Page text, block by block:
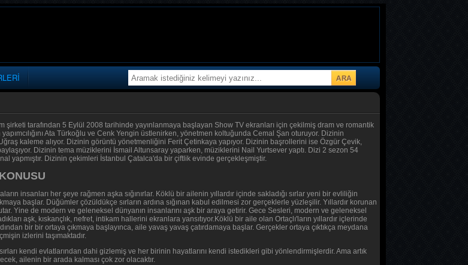
şirketi tarafından 5 Eylül 2008 tarihinde yayınlanmaya başlayan Show TV ekranları için çekilmiş dram ve romantik
Ata Türkoğlu ve Cenk Yengin üstlenirken, yönetmen koltuğunda Cemal Şan oturuyor. Dizinin
kaleme alıyor. Dizinin görüntü yönetmenliğini Ferit Çetinkaya yapıyor. Dizinin başrollerini ise Özgür Çevik,
Dizinin tema müziklerini İsmail Altunsaray yaparken, müziklerini Nail Yurtsever yaptı. Dizi 2 sezon 54
yapmıştır. Dizinin çekimleri İstanbul Çatalca'da bir çiftlik evinde gerçekleşmiştir.
insanları her şeye rağmen aşka sığınırlar. Köklü bir ailenin yıllardır içinde sakladığı sırlar yeni bir evliliğin
başlar. Düğümler çözüldükçe sırların ardına sığınan kabul edilmesi zor gerçeklerle yüzleşilir. Yıllardır korunan
Yine de modern ve geleneksel dünyanın insanlarını aşk bir araya getirir. Gece Sesleri, modern ve geleneksel
aşk, kıskançlık, nefret, intikam hallerini ekranlara yansıtıyor.Köklü bir aile olan Ortaçlı'ların yıllardır içlerinde
bir bir ortaya çıkmaya başlayınca, aile yavaş yavaş çatırdamaya başlar. Gerçekler ortaya çıktıkça meydana
izlerini taşımaktadır.
kendi evlatlarından dahi gizlemiş ve her birinin hayatlarını kendi istedikleri gibi yönlendirmişlerdir. Ama artık
ailenin bir arada kalması çok zor olacaktır.